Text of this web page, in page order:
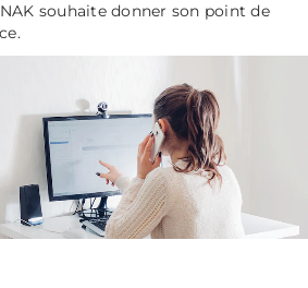
souhaite donner son point de